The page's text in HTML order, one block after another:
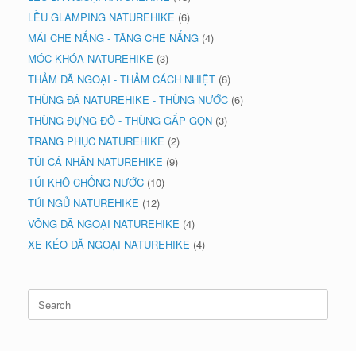
LỀU GLAMPING NATUREHIKE (6)
MÁI CHE NẮNG - TĂNG CHE NẮNG (4)
MÓC KHÓA NATUREHIKE (3)
THẢM DÃ NGOẠI - THẢM CÁCH NHIỆT (6)
THÙNG ĐÁ NATUREHIKE - THÙNG NƯỚC (6)
THÙNG ĐỰNG ĐỒ - THÙNG GẤP GỌN (3)
TRANG PHỤC NATUREHIKE (2)
TÚI CÁ NHÂN NATUREHIKE (9)
TÚI KHÔ CHỐNG NƯỚC (10)
TÚI NGỦ NATUREHIKE (12)
VÕNG DÃ NGOẠI NATUREHIKE (4)
XE KÉO DÃ NGOẠI NATUREHIKE (4)
for: